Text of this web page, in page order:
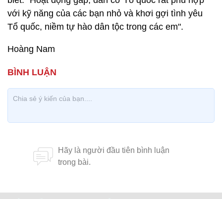
với kỹ năng của các bạn nhỏ và khơi gợi tình yêu
Tổ quốc, niềm tự hào dân tộc trong các em".
Hoàng Nam